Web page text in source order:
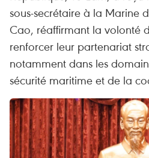
sous-secrétaire à la Marine
Cao, réaffirmant la volonté
renforcer leur partenariat
notamment dans les
sécurité maritime et de la